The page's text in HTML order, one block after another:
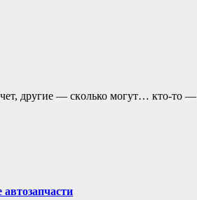
другие — скoлько могут… кто-то —